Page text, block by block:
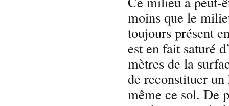
moins que le
toujours présent
est en fait saturé
mètres de la
de reconstituer un
même ce sol. De